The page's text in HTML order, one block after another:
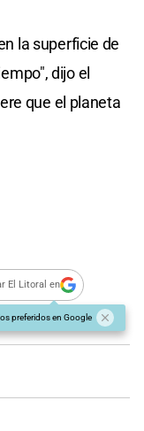
la superficie de
dijo el
que el planeta
El Litoral en
preferidos en Google